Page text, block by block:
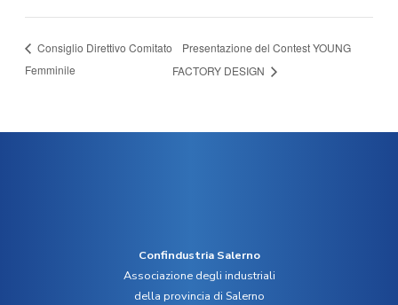
Consiglio Direttivo Comitato
Femminile
Presentazione del Contest YOUNG
FACTORY DESIGN
Confindustria Salerno
Associazione degli industriali
della provincia di Salerno